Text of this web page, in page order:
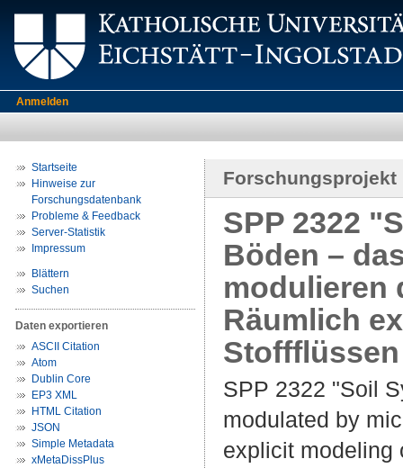
Anmelden
Startseite
Hinweise zur
Forschungsdatenbank
Probleme & Feedback
Server-Statistik
Impressum
Blättern
Suchen
Daten exportieren
ASCII Citation
Atom
Dublin Core
EP3 XML
HTML Citation
JSON
Simple Metadata
xMetaDissPlus
Forschungsprojekt
SPP 2322
Böden –
modulieren
Räumlich
SPP 2322 "Soil
modulated by
explicit modeling